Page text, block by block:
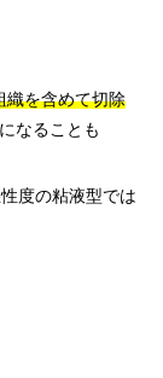
織を含めて切除
なることも
度の粘液型では